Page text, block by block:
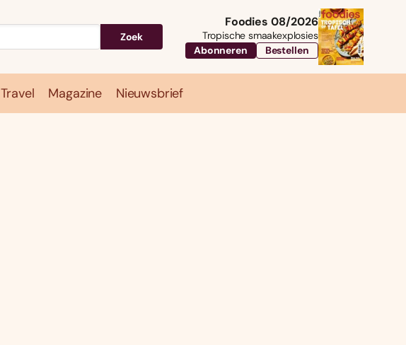
Zoek
Foodies 08/2026
Tropische smaakexplosies
Abonneren
Bestellen
Travel Magazine Nieuwsbrief